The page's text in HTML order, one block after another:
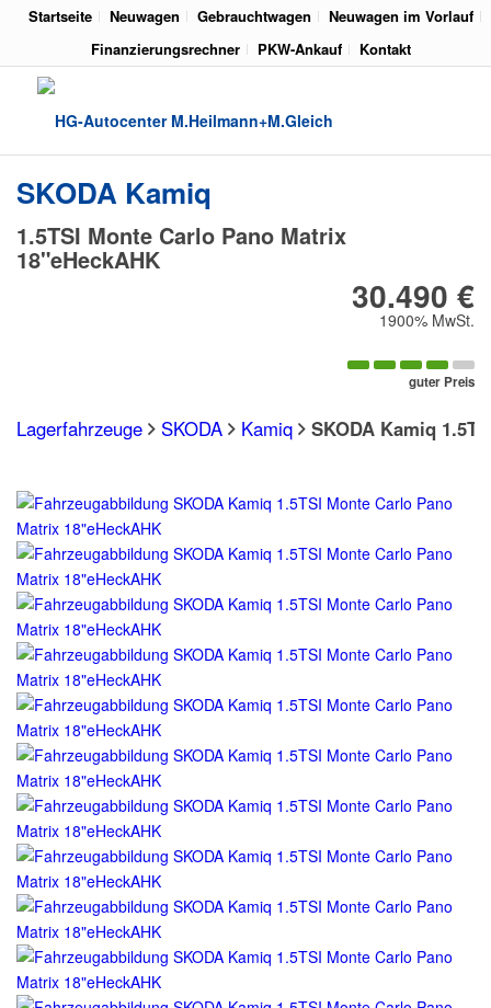
Startseite Neuwagen Gebrauchtwagen
Neuwagen im Vorlauf
Finanzierungsrechner
PKW-Ankauf Kontakt
SKODA Kamiq
1.5TSI Monte Carlo Pano Matrix
18"eHeckAHK
30.490 €
1900% MwSt.
guter Preis
Lagerfahrzeuge SKODA Kamiq SKODA Kamiq